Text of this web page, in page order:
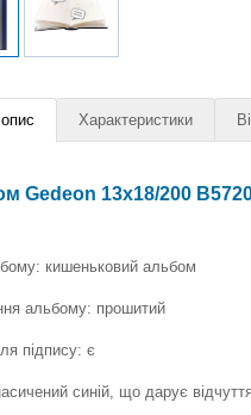
Характеристики
Gedeon 13х18/200
кишеньковий альбом
альбому: прошитий
підпису: є
синій, що дарує